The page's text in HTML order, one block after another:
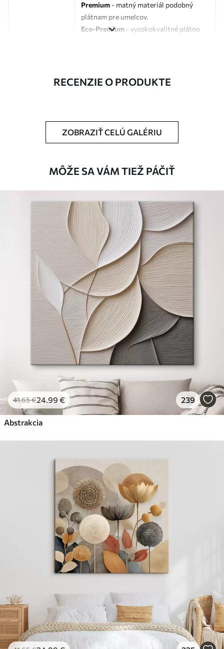
Premium - matný materiál podobný
plátnam pre umelcov.
Eco-Premium - vysokokvalitné plátno
s36620
Dostupné materiály
Štandard
Odolné voči vyblednutiu
Bezpečný atrament bez zápachu
Povrch podobný plátnu
Ekologický materiál
Premium
.00
Žiarivé a sýte farby
Odolné voči vyblednutiu
Bezpečný atrament bez zápachu
Povrch podobný plátnu
Ekologický materiál
Eko-Premium
Od 36.00€
✓Žiarivé a sýte farby
✓Odolné voči vyblednutiu
Ekologický materiál
RECENZIE O PRODUKTE
ZOBRAZIŤ CELÚ GALÉRIU
MÔŽE SA VÁM TIEŽ PÁČIŤ
41.65€24.99 € 239
Abstrakcia